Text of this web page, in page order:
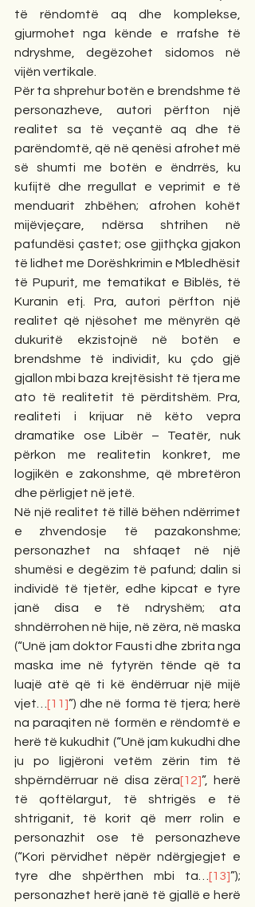
të rëndomtë aq dhe komplekse,
gjurmohet nga kënde e rrafshe të
ndryshme, degëzohet sidomos në
vijën vertikale.
Për ta shprehur botën e brendshme të
personazheve, autori përfton një
realitet sa të veçantë aq dhe të
parëndomtë, që në qenësi afrohet më
së shumti me botën e ëndrrës, ku
kufijtë dhe rregullat e veprimit e të
menduarit zhbëhen; afrohen kohët
mijëvjeçare, ndërsa shtrihen në
pafundësi çastet; ose gjithçka gjakon
të lidhet me Dorëshkrimin e Mbledhësit
të Pupurit, me tematikat e Biblës, të
Kuranin etj. Pra, autori përfton një
realitet që njësohet me mënyrën që
dukuritë ekzistojnë në botën e
brendshme të individit, ku çdo gjë
gjallon mbi baza krejtësisht të tjera me
ato të realitetit të përditshëm. Pra,
realiteti i krijuar në këto vepra
dramatike ose Libër – Teatër, nuk
përkon me realitetin konkret, me
logjikën e zakonshme, që mbretëron
dhe përligjet në jetë.
Në një realitet të tillë bëhen ndërrimet
e zhvendosje të pazakonshme;
personazhet na shfaqet në një
shumësi e degëzim të pafund; dalin si
individë të tjetër, edhe kipcat e tyre
janë disa e të ndryshëm; ata
shndërrohen në hije, në zëra, në maska
(“Unë jam doktor Fausti dhe zbrita nga
maska ime në fytyrën tënde që ta
luajë atë që ti kë ëndërruar një mijë
vjet…[11]”) dhe në forma të tjera; herë
na paraqiten në formën e rëndomtë e
herë të kukudhit (“Unë jam kukudhi dhe
ju po ligjëroni vetëm zërin tim të
shpërndërruar në disa zëra[12]”, herë
të qoftëlargut, të shtrigës e të
shtriganit, të korit që merr rolin e
personazhit ose të personazheve
(“Kori përvidhet nëpër ndërgjegjet e
tyre dhe shpërthen mbi ta…[13]”);
personazhet herë janë të gjallë e herë